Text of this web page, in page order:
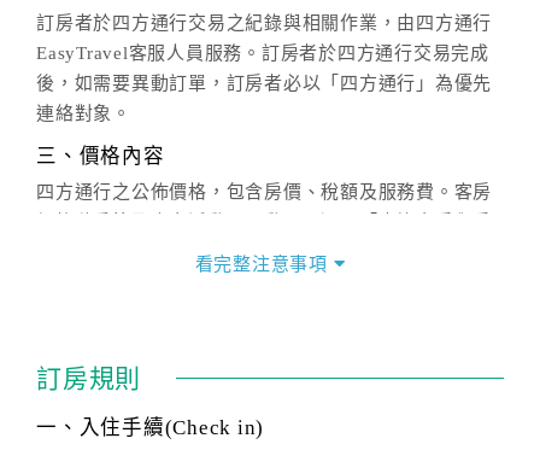
訂房者於四方通行交易之紀錄與相關作業，由四方通行
EasyTravel客服人員服務。訂房者於四方通行交易完成
後，如需要異動訂單，訂房者必以「四方通行」為優先
連絡對象。
三、價格內容
四方通行之公佈價格，包含房價、稅額及服務費。客房
價」之當日價格為標準。
話方式異動訂單。
※非客服時間之申辦異動，皆為次日計算及辦理。
看完整注意事項
訂房規則
一、入住手續(Check in)